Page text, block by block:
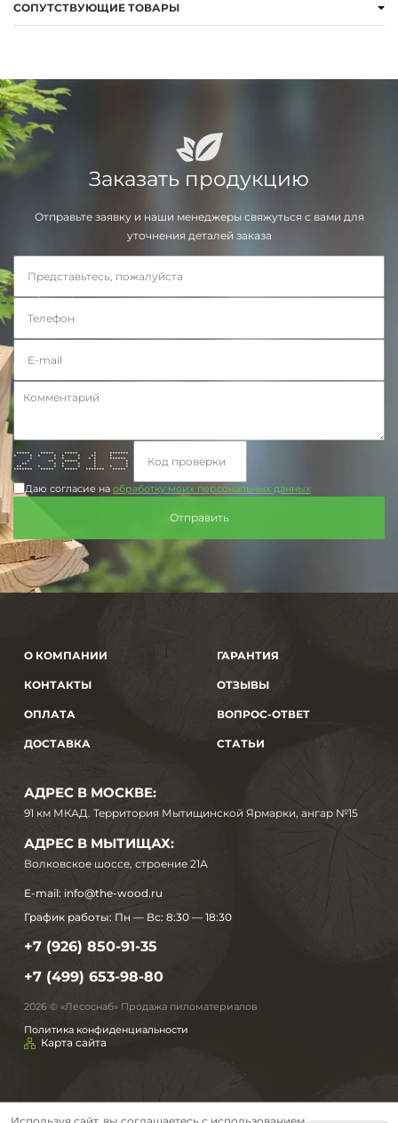
СОПУТСТВУЮЩИЕ ТОВАРЫ
Заказать продукцию
Отправьте заявку и наши менеджеры свяжуться с вами для
уточнения деталей заказа
***** ***** ***** * *******
* * * * * * ** *
* * * * * * ******
* ** ***** * *
** * * * * *
** * * * * * * *
******* ***** ***** ******* *****
Даю согласие на обработку моих персональных данных
О КОМПАНИИ
КОНТАКТЫ
ОПЛАТА
ДОСТАВКА
ГАРАНТИЯ
ОТЗЫВЫ
ВОПРОС-ОТВЕТ
СТАТЬИ
АДРЕС В МОСКВЕ:
91 км МКАД. Территория Мытищинской Ярмарки, ангар №15
АДРЕС В МЫТИЩАХ:
Волковское шоссе, строение 21А
E-mail: info@the-wood.ru
График работы: Пн — Вс: 8:30 — 18:30
+7 (926) 850-91-35
+7 (499) 653-98-80
2026 © «Лесоснаб» Продажа пиломатериалов
Политика конфиденциальности
Карта сайта